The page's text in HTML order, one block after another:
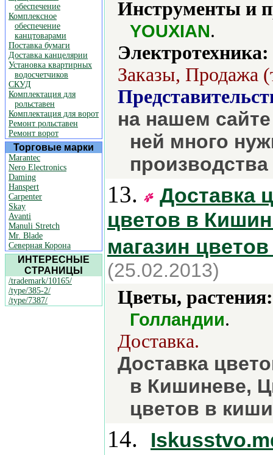
обеспечение
Комплексное
обеспечение
канцтоварами
Поставка бумаги
Доставка канцелярии
Установка квартирных
водосчетчиков
СКУД
Комплектация для
рольставен
Комплектация для ворот
Ремонт рольставен
Ремонт ворот
Торговые марки
Marantec
Nero Electronics
Daming
Hanspert
Carpenter
Skay
Avanti
Manuli Stretch
Mr. Blade
Северная Корона
ИНТЕРЕСНЫЕ
СТРАНИЦЫ
/trademark/10165/
/type/385-2/
/type/7387/
Инструменты и
YOUXIAN.
Электротехника:
Заказы, Продажа
на нашем
ней много
13.
Доставка
цветов в
магазин
(25.02.2013)
Цветы, растения:
Голландии.
Доставка.
Доставка
в Кишиневе,
цветов в
14.